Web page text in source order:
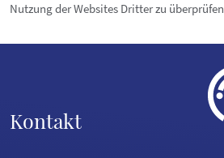
Nutzung der Websites Dritter zu überprüfen
Kontakt